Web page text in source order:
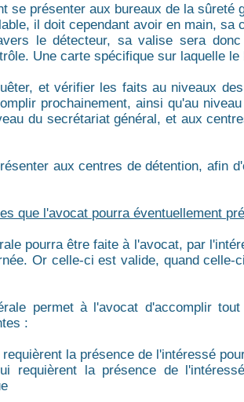
se présenter aux bureaux de la sûreté
il doit cependant avoir en main, sa
le détecteur, sa valise sera
Une carte spécifique sur laquelle
et vérifier les faits au niveaux
prochainement, ainsi qu'au
du secrétariat général, et aux
aux centres de détention, afin
que l'avocat pourra éventuellement
pourra être faite à l'avocat, par
Or celle-ci est valide, quand
permet à l'avocat d'accomplir
:
la présence de l'intéressé
requièrent la présence de